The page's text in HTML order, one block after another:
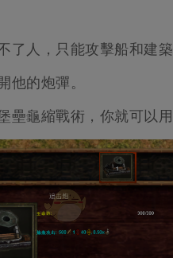
了人，只能攻擊船和建築
他的炮彈。
龜縮戰術，你就可以用